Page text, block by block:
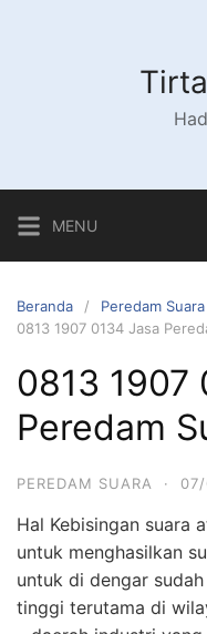
MENU
Beranda
Peredam Suara
0813 1907 0134 Jasa
0813 1907
Peredam
PEREDAM SUARA ·
Hal Kebisingan suara
untuk menghasilkan
untuk di dengar
tinggi terutama di